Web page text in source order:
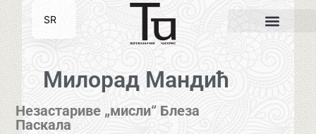
Милорад Мандић
Незастариве „мисли“ Блеза
Паскала
SR
EN